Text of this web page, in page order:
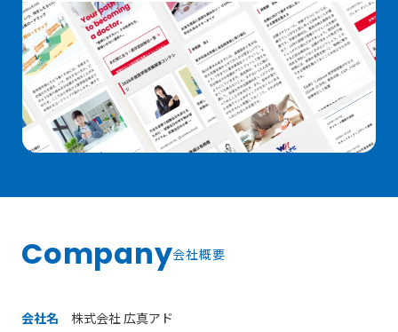
Company会社概要
会社名
株式会社 広真アド